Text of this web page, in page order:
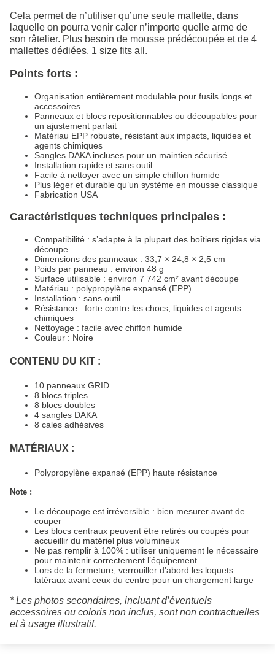
Cela permet de n’utiliser qu’une seule mallette, dans
laquelle on pourra venir caler n’importe quelle arme de
son râtelier. Plus besoin de mousse prédécoupée et de 4
mallettes dédiées. 1 size fits all.
Points forts :
Organisation entièrement modulable pour fusils longs et
accessoires
Panneaux et blocs repositionnables ou découpables pour
un ajustement parfait
Matériau EPP robuste, résistant aux impacts, liquides et
agents chimiques
Sangles DAKA incluses pour un maintien sécurisé
Installation rapide et sans outil
Facile à nettoyer avec un simple chiffon humide
Plus léger et durable qu’un système en mousse classique
Fabrication USA
Caractéristiques techniques principales :
Compatibilité : s’adapte à la plupart des boîtiers rigides via
découpe
Dimensions des panneaux : 33,7 × 24,8 × 2,5 cm
Poids par panneau : environ 48 g
Surface utilisable : environ 7 742 cm² avant découpe
Matériau : polypropylène expansé (EPP)
Installation : sans outil
Résistance : forte contre les chocs, liquides et agents
chimiques
Nettoyage : facile avec chiffon humide
Couleur : Noire
CONTENU DU KIT :
10 panneaux GRID
8 blocs triples
8 blocs doubles
4 sangles DAKA
8 cales adhésives
MATÉRIAUX :
Polypropylène expansé (EPP) haute résistance
Note :
Le découpage est irréversible : bien mesurer avant de
couper
Les blocs centraux peuvent être retirés ou coupés pour
accueillir du matériel plus volumineux
Ne pas remplir à 100% : utiliser uniquement le nécessaire
pour maintenir correctement l’équipement
Lors de la fermeture, verrouiller d’abord les loquets
latéraux avant ceux du centre pour un chargement large
* Les photos secondaires, incluant d’éventuels
accessoires ou coloris non inclus, sont non contractuelles
et à usage illustratif.